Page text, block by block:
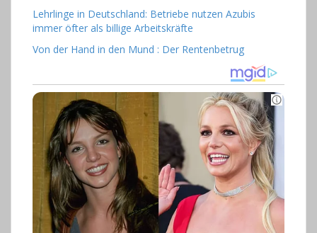
Lehrlinge in Deutschland: Betriebe nutzen Azubis
immer öfter als billige Arbeitskräfte
Von der Hand in den Mund : Der Rentenbetrug